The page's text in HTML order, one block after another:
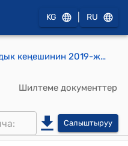
KG RU
Баш-Дөбө айылдык кеңешинин 2019-жылдын 13-мартындагы № 15-13 "Баш-Дөбө айыл өкмөтүнүн аймагындагы Кашка-Терек айылындагы айыл чарба багытындагы сугат айдоо жерлерди кайрак айдоо жерлерине которуу боюнча" токтому
Шилтеме документтер
Салыштыруу